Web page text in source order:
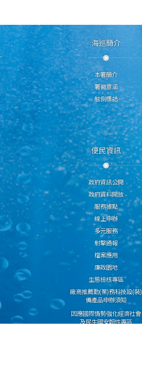
海巡簡介
本署簡介
署徽意涵
舷側標誌
便民資訊
政府資訊公開
政府資料開放
服務據點
線上申辦
多元服務
射擊通報
檔案應用
廉政園地
生態檢核專區
廠商推薦勤(業)務科技設(裝)
備產品申辦須知
因應國際情勢強化經濟社會
及民生國安韌性專區